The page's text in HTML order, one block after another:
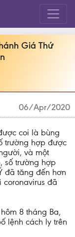
Giá Thứ
06/Apr/2020
coi là bùng
trường hợp được
và một
số trường hợp
đã tăng đến hơn
coronavirus đã
8 tháng Ba,
lệnh cách ly trên